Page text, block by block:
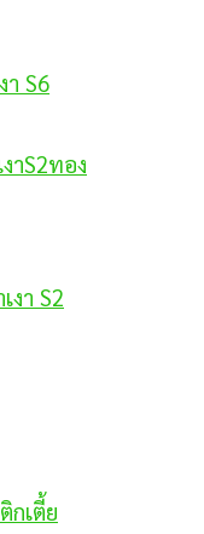
S6
า S2
กเตี้ย